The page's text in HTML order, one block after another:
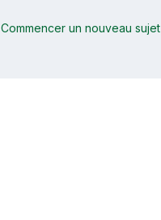
Commencer un nouveau sujet